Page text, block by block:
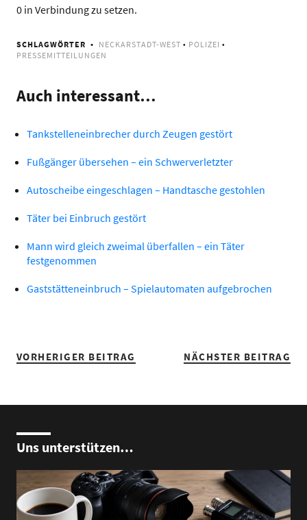
0 in Verbindung zu setzen.
SCHLAGWÖRTER NECKARSTADT-WEST • POLIZEI •
PRESSEMITTEILUNGEN
Auch interessant…
Tankstelleneinbrecher durch Zeugen gestört
Fußgänger übersehen – ein Schwerverletzter
Autoscheibe eingeschlagen – Handtasche gestohlen
Täter bei Einbruch gestört
Mann wird gleich zweimal überfallen – ein Täter
festgenommen
Gaststätteneinbruch – Spielautomaten aufgebrochen
VORHERIGER BEITRAG NÄCHSTER BEITRAG
Uns unterstützen…